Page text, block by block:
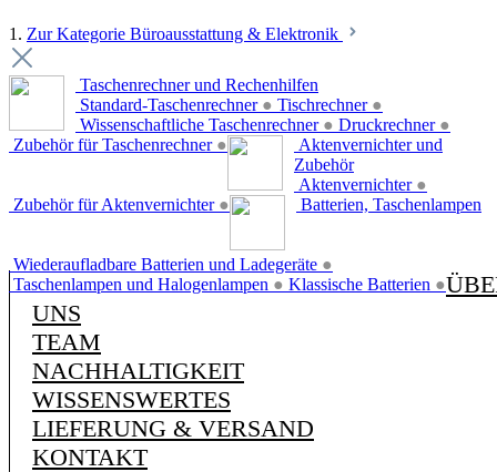
1. Zur Kategorie Büroausstattung & Elektronik
Taschenrechner und Rechenhilfen
Standard-Taschenrechner ● Tischrechner ●
Wissenschaftliche Taschenrechner ● Druckrechner ●
Zubehör für Taschenrechner ●
Aktenvernichter und
Zubehör
Aktenvernichter ●
Zubehör für Aktenvernichter ● Batterien, Taschenlampen
Wiederaufladbare Batterien und Ladegeräte ●
Taschenlampen und Halogenlampen ● Klassische Batterien ●
UNS
TEAM
NACHHALTIGKEIT
WISSENSWERTES
LIEFERUNG & VERSAND
KONTAKT